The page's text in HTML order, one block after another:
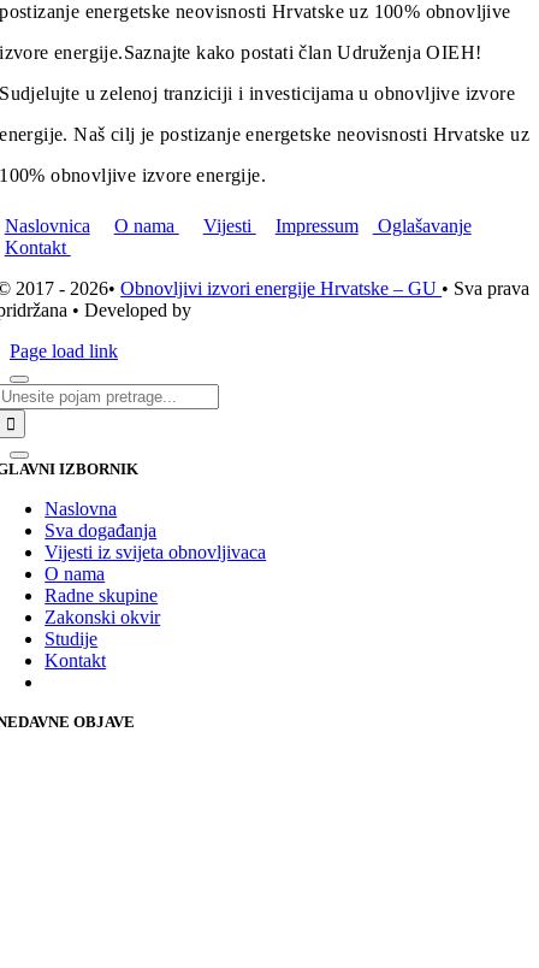
postizanje energetske neovisnosti Hrvatske uz 100% obnovljive
izvore energije.Saznajte kako postati član Udruženja OIEH!
Sudjelujte u zelenoj tranziciji i investicijama u obnovljive izvore
energije. Naš cilj je postizanje energetske neovisnosti Hrvatske uz
100% obnovljive izvore energije.
Naslovnica O nama Vijesti Impressum
Oglašavanje
Kontakt
2017 - 2026•Obnovljivi izvori energije Hrvatske – GU • Sva prava
• Developed by
Page load link
IZBORNIK
Naslovna
Sva događanja
Vijesti iz svijeta obnovljivaca
O nama
Radne skupine
Zakonski okvir
Studije
Kontakt
OBJAVE